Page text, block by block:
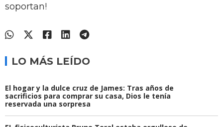
soportan!
LO MÁS LEÍDO
El hogar y la dulce cruz de James: Tras años de
sacrificios para comprar su casa, Dios le tenía
reservada una sorpresa